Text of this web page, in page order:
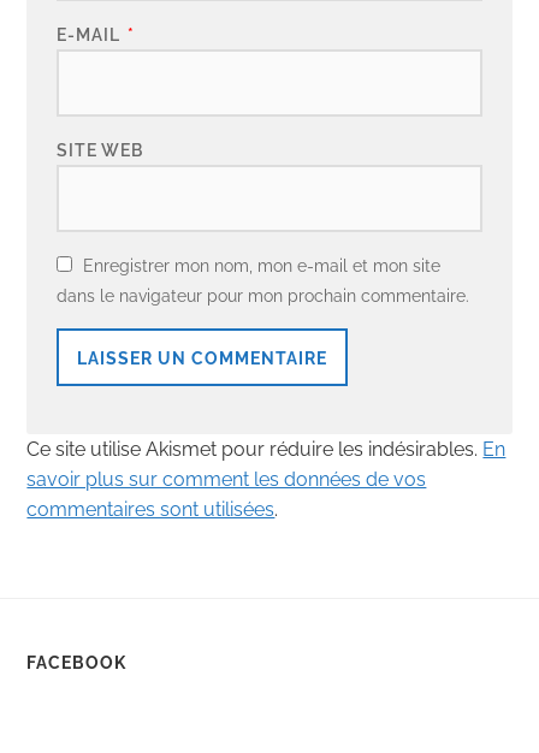
E-MAIL *
SITE WEB
Enregistrer mon nom, mon e-mail et mon site
dans le navigateur pour mon prochain commentaire.
Ce site utilise Akismet pour réduire les indésirables. En
savoir plus sur comment les données de vos
commentaires sont utilisées.
FACEBOOK